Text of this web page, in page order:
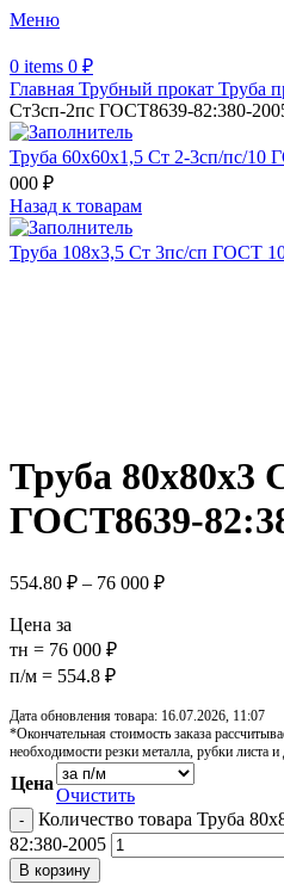
Меню
0 items 0 ₽
Главная Трубный прокат Труба
Ст3сп-2пс ГОСТ8639-82:380-
Труба 60х60х1,5 Ст 2-3сп/пс/10
000 ₽
Назад к товарам
Труба 108х3,5 Ст 3пс/сп ГОСТ
Труба 80х80х3
ГОСТ8639-
554.80 ₽ – 76 000 ₽
Цена за
тн = 76 000 ₽
п/м = 554.8 ₽
Дата обновления товара: 16.07.2026, 11:07
*Окончательная стоимость заказа
необходимости резки металла, рубки листа и
Цена
Очистить
Количество товара Труба
82:380-2005
В корзину